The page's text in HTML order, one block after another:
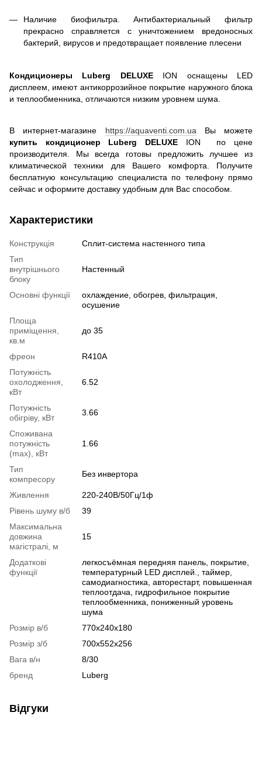
Наличие биофильтра. Антибактериальный фильтр
прекрасно справляется с уничтожением вредоносных
бактерий, вирусов и предотвращает появление плесени
Кондиционеры Luberg DELUXEION оснащены LED
дисплеем, имеют антикоррозийное покрытие наружного блока
и теплообменника, отличаются низким уровнем шума.
В интернет-магазине https://aquaventi.com.ua Вы можете
купить кондиционер
Luberg DELUXE ION по цене
производителя. Мы всегда готовы предложить лучшее из
климатической техники для Вашего комфорта. Получите
бесплатную консультацию специалиста по телефону прямо
сейчас и оформите доставку удобным для Вас способом.
Характеристики
Конструкція
Cплит-система настенного типа
Тип
внутрішнього
блоку
Настенный
Основні функції
охлаждение, обогрев, фильтрация,
осушение
Площа
приміщення,
кв.м
до 35
фреон
R410A
Потужність
охолодження,
кВт
6.52
Потужність
обігріву, кВт
3.66
Споживана
потужність
(max), кВт
1.66
Тип
компресору
Без инвертора
Живлення
220-240В/50Гц/1ф
Рівень шуму в/б
39
Максимальна
довжина
магістралі, м
15
Додаткові
функції
легкосъёмная передняя панель, покрытие,
температурный LED дисплей., таймер,
самодиагностика, авторестарт, повышенная
теплоотдача, гидрофильное покрытие
теплообменника, пониженный уровень
шума
Розмір в/б
770x240x180
Розмір з/б
700x552x256
Вага в/н
8/30
бренд
Luberg
Відгуки